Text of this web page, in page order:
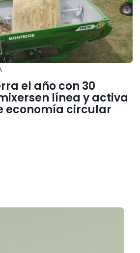
el año con 30
línea y activa
economía circular